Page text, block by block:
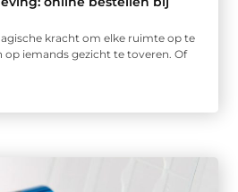
kracht om elke ruimte op te
op iemands gezicht te toveren. Of